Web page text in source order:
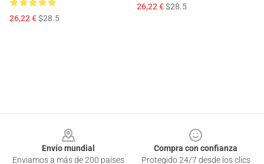
26,22 €$28.5
26,22 €$28.5
Envío mundial
Enviamos a más de 200 países
Compra con confianza
Protegido 24/7 desde los clics